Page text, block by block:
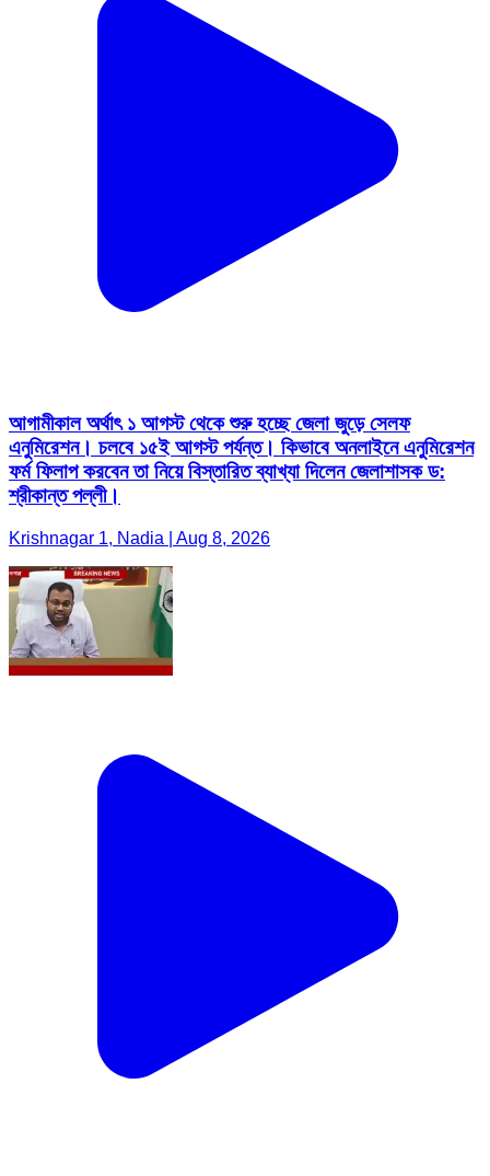
আগামীকাল অর্থাৎ ১ আগস্ট থেকে শুরু হচ্ছে জেলা জুড়ে সেলফ
এনুমিরেশন। চলবে ১৫ই আগস্ট পর্যন্ত। কিভাবে অনলাইনে এনুমিরেশন
ফর্ম ফিলাপ করবেন তা নিয়ে বিস্তারিত ব্যাখ্যা দিলেন জেলাশাসক ড:
শ্রীকান্ত পল্লী।
Krishnagar 1, Nadia | Aug 8, 2026